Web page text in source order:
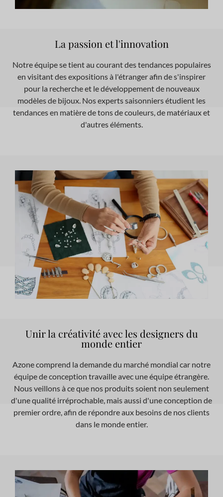
La passion et l'innovation
Notre équipe se tient au courant des tendances populaires
en visitant des expositions à l'étranger afin de s'inspirer
pour la recherche et le développement de nouveaux
modèles de bijoux. Nos experts saisonniers étudient les
tendances en matière de tons de couleurs, de matériaux et
d'autres éléments.
Unir la créativité avec les designers du
monde entier
Azone comprend la demande du marché mondial car notre
équipe de conception travaille avec une équipe étrangère.
Nous veillons à ce que nos produits soient non seulement
d'une qualité irréprochable, mais aussi d'une conception de
premier ordre, afin de répondre aux besoins de nos clients
dans le monde entier.